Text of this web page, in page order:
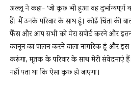
अल्लू ने कहा- ‘जो कुछ भी हुआ वह दुर्भाग्यपूर्ण
हैं। मैं उनके परिवार के साथ हूं। कोई चिंता की
फैंस और आप सभी को मेरा सपोर्ट करने और
कानून का पालन करने वाला नागरिक हूं और इस
करूंगा, मृतक के परिवार के साथ मेरी संवेदनाएं
नहीं पता था कि ऐसा कुछ हो जाएगा।